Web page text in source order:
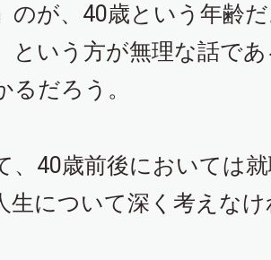
のが、40歳という年齢
という方が無理な話で
るだろう。
、40歳前後においては
生について深く考えな